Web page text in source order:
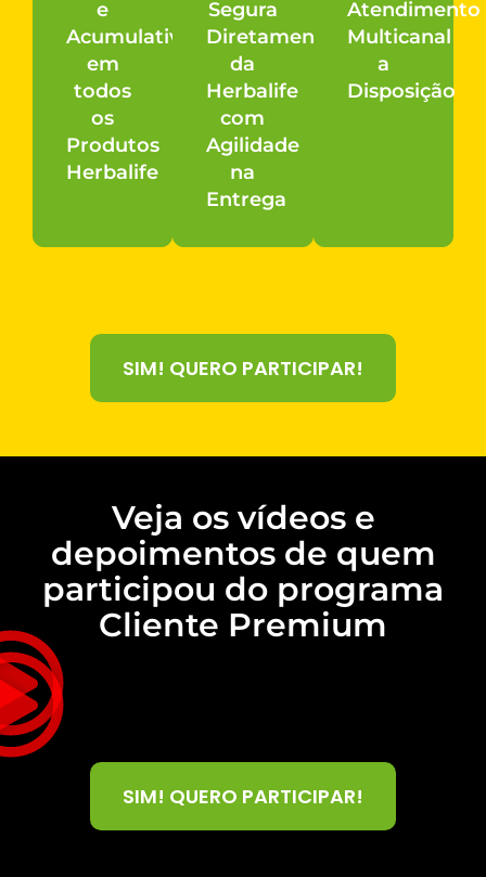
e
Acumulativos
em
todos
os
Produtos
Herbalife
Segura
Diretamente
da
Herbalife
com
Agilidade
na
Entrega
Atendimento
Multicanal
a
Disposição
SIM! QUERO PARTICIPAR!
Veja os vídeos e
depoimentos de quem
participou do programa
Cliente Premium
SIM! QUERO PARTICIPAR!